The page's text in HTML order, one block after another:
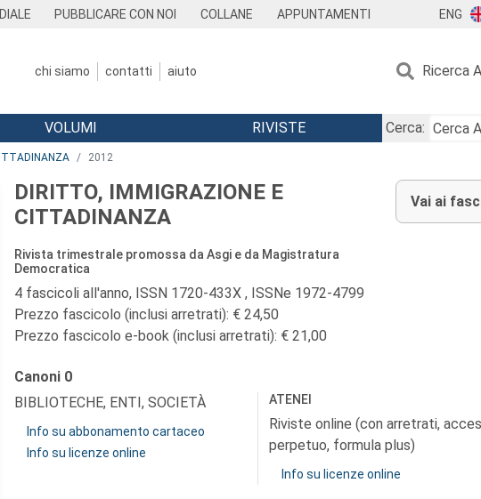
PUBBLICARE CON NOI COLLANE APPUNTAMENTI ENG
chi siamo contatti aiuto Ricerca
VOLUMI RIVISTE
Cerca:
2012
DIRITTO, IMMIGRAZIONE E
CITTADINANZA
Rivista trimestrale promossa da Asgi e da Magistratura
Democratica
4 fascicoli all'anno, ISSN 1720-433X , ISSNe 1972-4799
Prezzo fascicolo (inclusi arretrati): € 24,50
Prezzo fascicolo e-book (inclusi arretrati): € 21,00
Vai ai
Canoni 0
BIBLIOTECHE, ENTI, SOCIETÀ
Info su abbonamento cartaceo
Info su licenze online
ATENEI
Riviste online (con arretrati,
perpetuo, formula plus)
Info su licenze online